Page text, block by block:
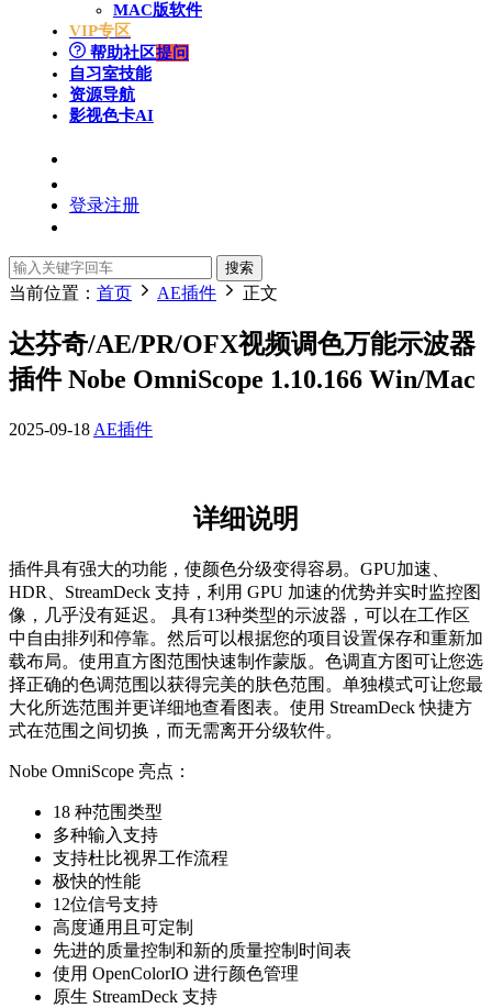
MAC版软件
VIP专区
帮助社区提问
自习室技能
资源导航
影视色卡AI
登录注册
搜索
当前位置： 首页 AE插件 正文
达芬奇/AE/PR/OFX视频调色万能示波器
插件 Nobe OmniScope 1.10.166 Win/Mac
2025-09-18 AE插件
详细说明
插件具有强大的功能，使颜色分级变得容易。GPU加速、
HDR、StreamDeck 支持，利用 GPU 加速的优势并实时监控图
像，几乎没有延迟。 具有13种类型的示波器，可以在工作区
中自由排列和停靠。然后可以根据您的项目设置保存和重新加
载布局。使用直方图范围快速制作蒙版。色调直方图可让您选
择正确的色调范围以获得完美的肤色范围。单独模式可让您最
大化所选范围并更详细地查看图表。使用 StreamDeck 快捷方
式在范围之间切换，而无需离开分级软件。
Nobe OmniScope 亮点：
18 种范围类型
多种输入支持
支持杜比视界工作流程
极快的性能
12位信号支持
高度通用且可定制
先进的质量控制和新的质量控制时间表
使用 OpenColorIO 进行颜色管理
原生 StreamDeck 支持